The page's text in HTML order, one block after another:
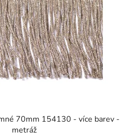
70mm 154130 - více barev -
metráž